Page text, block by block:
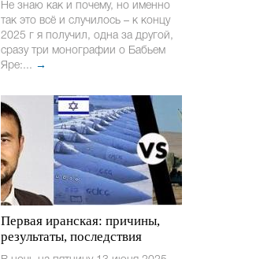
Не знаю как и почему, но именно
так это всё и случилось – к концу
2025 г я получил, одна за другой,
сразу три монографии о Бабьем
Яре:... →
Первая иранская: причины,
результаты, последствия